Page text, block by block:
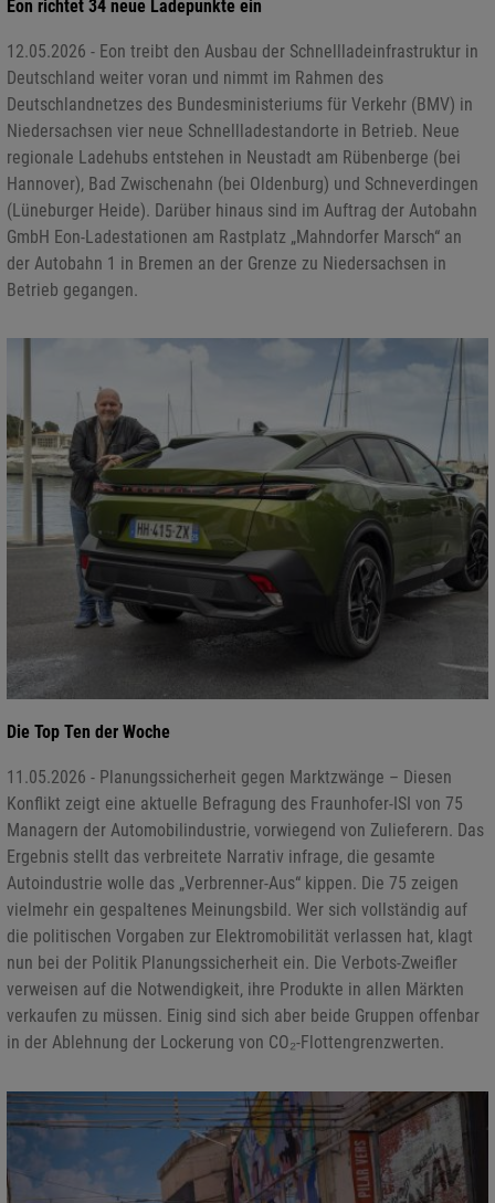
Eon richtet 34 neue Ladepunkte ein
12.05.2026 - Eon treibt den Ausbau der Schnellladeinfrastruktur in
Deutschland weiter voran und nimmt im Rahmen des
Deutschlandnetzes des Bundesministeriums für Verkehr (BMV) in
Niedersachsen vier neue Schnellladestandorte in Betrieb. Neue
regionale Ladehubs entstehen in Neustadt am Rübenberge (bei
Hannover), Bad Zwischenahn (bei Oldenburg) und Schneverdingen
(Lüneburger Heide). Darüber hinaus sind im Auftrag der Autobahn
GmbH Eon-Ladestationen am Rastplatz „Mahndorfer Marsch“ an
der Autobahn 1 in Bremen an der Grenze zu Niedersachsen in
Betrieb gegangen.
Die Top Ten der Woche
11.05.2026 - Planungssicherheit gegen Marktzwänge – Diesen
Konflikt zeigt eine aktuelle Befragung des Fraunhofer-ISI von 75
Managern der Automobilindustrie, vorwiegend von Zulieferern. Das
Ergebnis stellt das verbreitete Narrativ infrage, die gesamte
Autoindustrie wolle das „Verbrenner-Aus“ kippen. Die 75 zeigen
vielmehr ein gespaltenes Meinungsbild. Wer sich vollständig auf
die politischen Vorgaben zur Elektromobilität verlassen hat, klagt
nun bei der Politik Planungssicherheit ein. Die Verbots-Zweifler
verweisen auf die Notwendigkeit, ihre Produkte in allen Märkten
verkaufen zu müssen. Einig sind sich aber beide Gruppen offenbar
in der Ablehnung der Lockerung von CO₂-Flottengrenzwerten.